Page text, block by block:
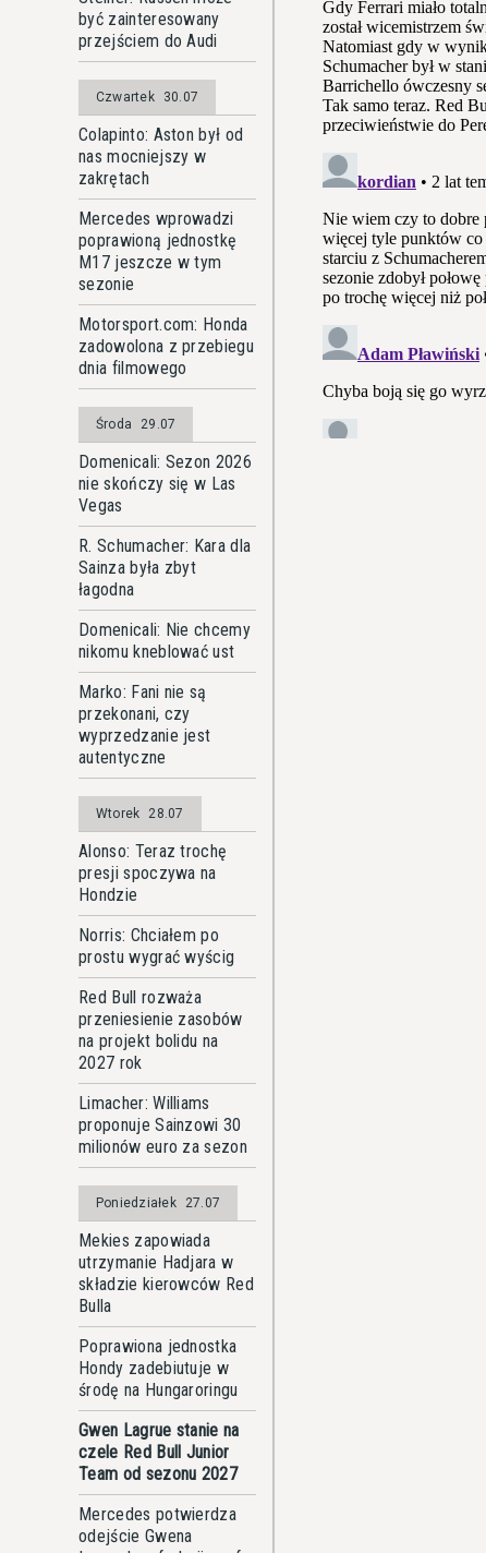
być zainteresowany
przejściem do Audi
Czwartek 30.07
Colapinto: Aston był od
nas mocniejszy w
zakrętach
Mercedes wprowadzi
poprawioną jednostkę
M17 jeszcze w tym
sezonie
Motorsport.com: Honda
zadowolona z przebiegu
dnia filmowego
Środa 29.07
Domenicali: Sezon 2026
nie skończy się w Las
Vegas
R. Schumacher: Kara dla
Sainza była zbyt
łagodna
Domenicali: Nie chcemy
nikomu kneblować ust
Marko: Fani nie są
przekonani, czy
wyprzedzanie jest
autentyczne
Wtorek 28.07
Alonso: Teraz trochę
presji spoczywa na
Hondzie
Norris: Chciałem po
prostu wygrać wyścig
Red Bull rozważa
przeniesienie zasobów
na projekt bolidu na
2027 rok
Limacher: Williams
proponuje Sainzowi 30
milionów euro za sezon
Poniedziałek 27.07
Mekies zapowiada
utrzymanie Hadjara w
składzie kierowców Red
Bulla
Poprawiona jednostka
Hondy zadebiutuje w
środę na Hungaroringu
Gwen Lagrue stanie na
czele Red Bull Junior
Team od sezonu 2027
Mercedes potwierdza
odejście Gwena